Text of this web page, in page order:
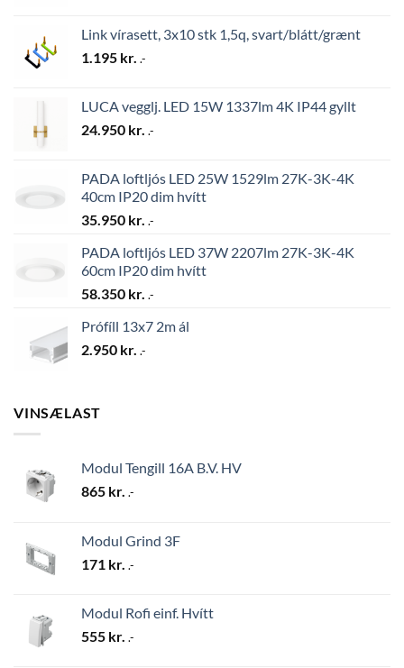
Link vírasett, 3x10 stk 1,5q, svart/blátt/grænt
1.195 kr. .-
LUCA vegglj. LED 15W 1337lm 4K IP44 gyllt
24.950 kr. .-
PADA loftljós LED 25W 1529lm 27K-3K-4K
40cm IP20 dim hvítt
35.950 kr. .-
PADA loftljós LED 37W 2207lm 27K-3K-4K
60cm IP20 dim hvítt
58.350 kr. .-
Prófíll 13x7 2m ál
2.950 kr. .-
VINSÆLAST
Modul Tengill 16A B.V. HV
865 kr. .-
Modul Grind 3F
171 kr. .-
Modul Rofi einf. Hvítt
555 kr. .-